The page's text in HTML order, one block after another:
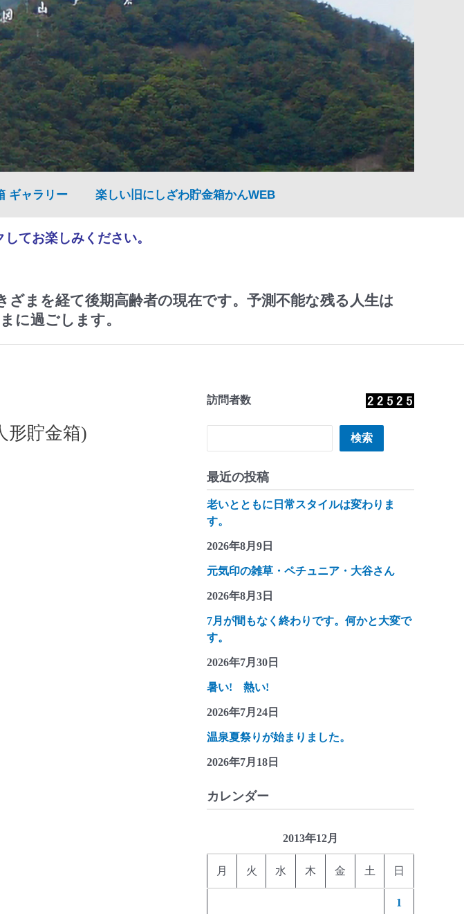
ギャラリー 楽しい旧にしざわ貯金箱かんWEB
てお楽しみください。
まを経て後期高齢者の現在です。予測不能な残る人生は
に過ごします。
貯金箱)
訪問者数
検索
最近の投稿
老いとともに日常スタイルは変わりま
す。
2026年8月9日
元気印の雑草・ペチュニア・大谷さん
2026年8月3日
7月が間もなく終わりです。何かと大変で
す。
2026年7月30日
暑い! 熱い!
2026年7月24日
温泉夏祭りが始まりました。
2026年7月18日
カレンダー
2013年12月
月 火 水 木 金 土 日
1